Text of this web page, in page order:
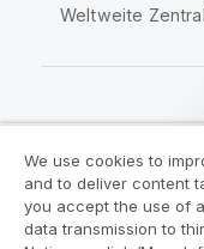
Weltweite
Rechtliche
We use cookies to
and to deliver content
you accept the use of
data transmission to